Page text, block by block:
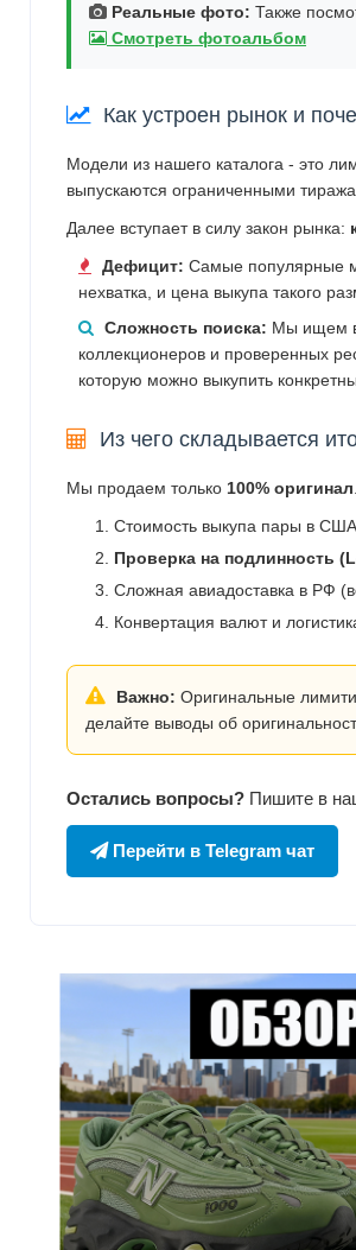
Реальные фото: Также
Смотреть фотоальбом
Как устроен рынок и
Модели из нашего каталога - это
выпускаются ограниченными
Далее вступает в силу закон рынка:
Дефицит: Самые популярные
нехватка, и цена выкупа такого
Сложность поиска: Мы ищем
коллекционеров и проверенных
которую можно выкупить
Из чего складывается
Мы продаем только 100% оригинал
Стоимость выкупа пары в
Проверка на подлинность
Сложная авиадоставка в РФ
Конвертация валют и
Важно: Оригинальные
делайте выводы об
Остались вопросы? Пишите в
Перейти в Telegram чат